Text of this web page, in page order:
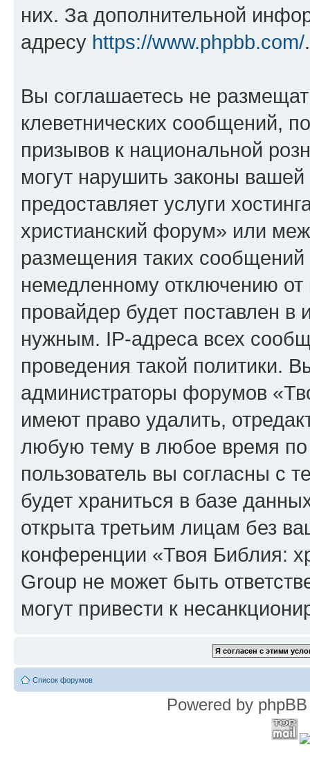
них. За дополнительной
адресу https://www.phpbb.com/.
Вы соглашаетесь не
клеветнических сообщений,
призывов к национальной
могут нарушить законы
предоставляет услуги
христианский форум» или
размещения таких
немедленному отключению
провайдер будет поставлен в
нужным. IP-адреса всех
проведения такой политики.
администраторы форумов
имеют право удалить,
любую тему в любое время
пользователь вы согласны с
будет храниться в базе
открыта третьим лицам без
конференции «Твоя Библия:
Group не может быть
могут привести к
Список форумов
Powered by